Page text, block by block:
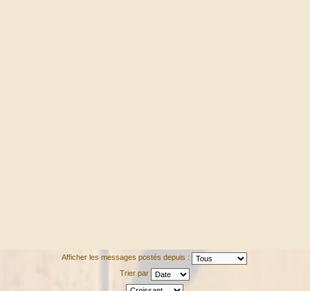
Afficher les messages postés depuis :
Trier par